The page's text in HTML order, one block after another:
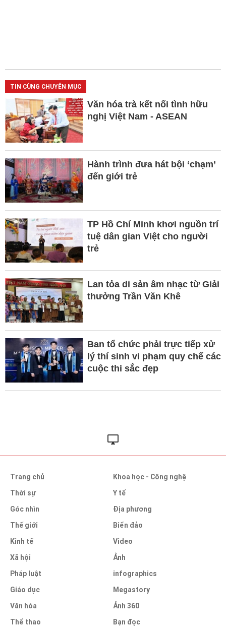
TIN CÙNG CHUYÊN MỤC
Văn hóa trà kết nối tình hữu
nghị Việt Nam - ASEAN
Hành trình đưa hát bội ‘chạm’
đến giới trẻ
TP Hồ Chí Minh khơi nguồn trí
tuệ dân gian Việt cho người
trẻ
Lan tỏa di sản âm nhạc từ Giải
thưởng Trần Văn Khê
Ban tổ chức phải trực tiếp xử
lý thí sinh vi phạm quy chế các
cuộc thi sắc đẹp
Trang chủ
Thời sự
Góc nhìn
Thế giới
Kinh tế
Xã hội
Pháp luật
Giáo dục
Văn hóa
Thể thao
Khoa học - Công nghệ
Y tế
Địa phương
Biển đảo
Video
Ảnh
infographics
Megastory
Ảnh 360
Bạn đọc